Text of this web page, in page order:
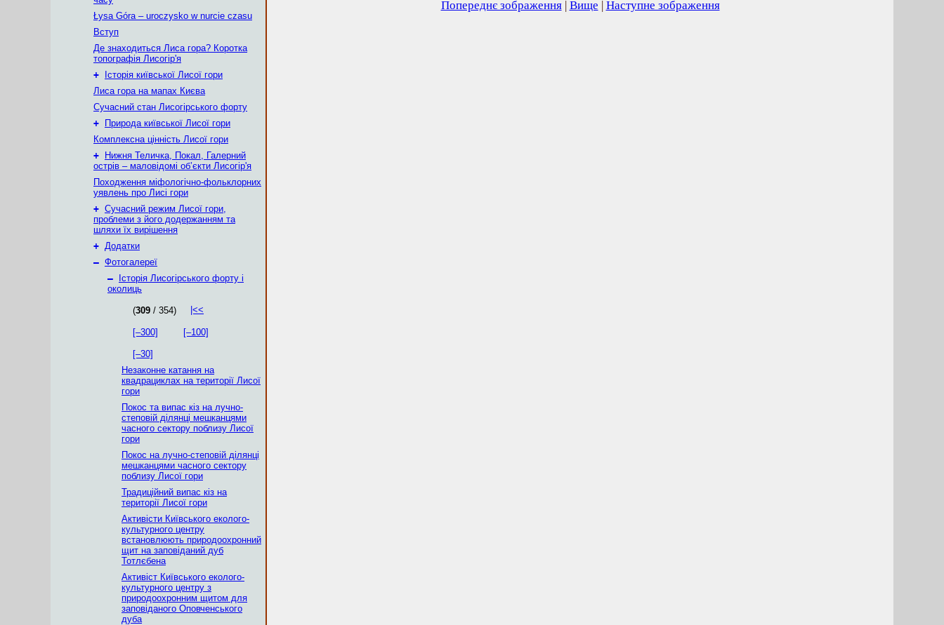
Łysa Góra – uroczysko w nurcie czasu
Вступ
Де знаходиться Лиса гора? Коротка
топографія Лисогір'я
+
Історія київської Лисої гори
Лиса гора на мапах Києва
Сучасний стан Лисогірського форту
+
Природа київської Лисої гори
Комплексна цінність Лисої гори
+
Нижня Теличка, Покал, Галерний
острів – маловідомі об’єкти Лисогір'я
Походження міфологічно-фольклорних
уявлень про Лисі гори
+ Сучасний режим Лисої гори,
проблеми з його додержанням та
шляхи їх вирішення
+ Додатки
– Фотогалереї
–
Історія Лисогірського форту і
околиць
(309 / 354) |<<
[–300] [–100]
[–30]
Незаконне катання на
квадрациклах на території Лисої
гори
Покос та випас кіз на лучно-
степовій ділянці мешканцями
часного сектору поблизу Лисої
гори
Покос на лучно-степовій ділянці
мешканцями часного сектору
поблизу Лисої гори
Традиційний випас кіз на
території Лисої гори
Активісти Київського еколого-
культурного центру
встановлюють природоохронний
щит на заповіданий дуб
Тотлєбена
Активіст Київського еколого-
культурного центру з
природоохронним щитом для
заповіданого Оповченського
дуба
Попереднє зображення| Вище | Наступне зображення